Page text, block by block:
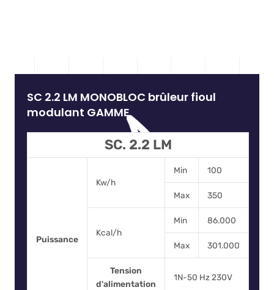
SC 2.2 LM MONOBLOC brûleur fioul
modulant GAMME
SC. 2.2 LM
Puissance
Kw/h
Min 100
Max 350
Kcal/h
Min 86.000
Max 301.000
Tension
d'alimentation
1N-50 Hz 230V